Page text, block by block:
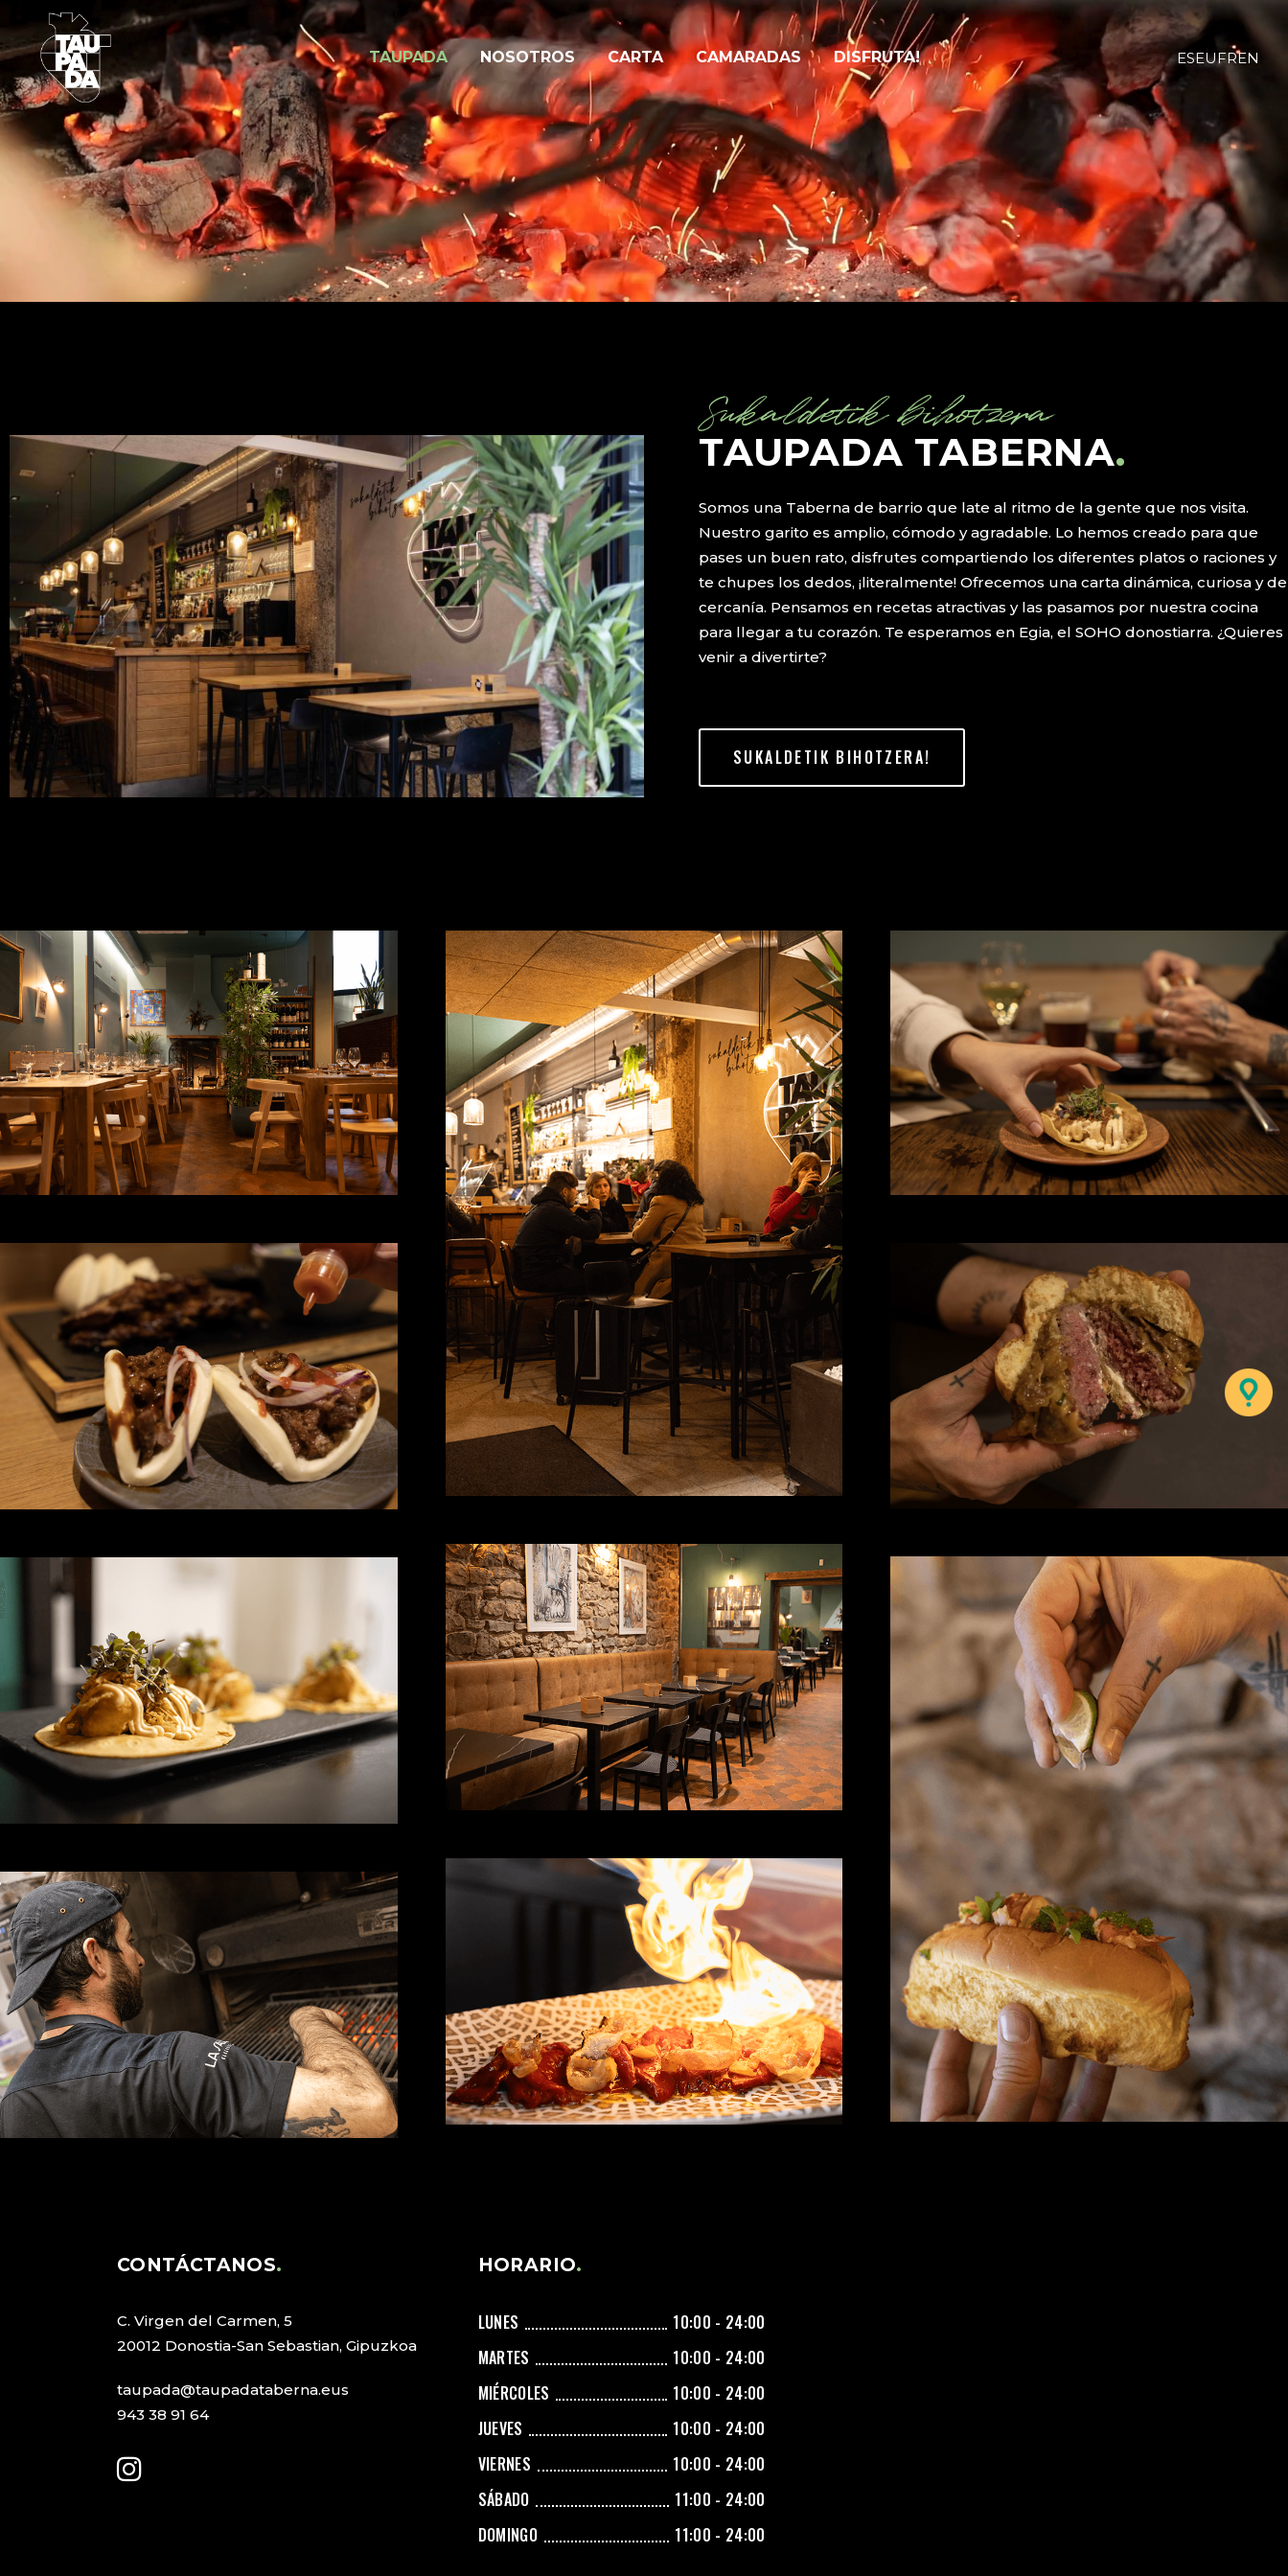
TAUPADA NOSOTROS CARTA CAMARADAS DISFRUTA! ESEUFREN
Sukaldetik bihotzera
TAUPADA TABERNA.
Somos una Taberna de barrio que late al ritmo de la gente que nos visita.
Nuestro garito es amplio, cómodo y agradable. Lo hemos creado para que
pases un buen rato, disfrutes compartiendo los diferentes platos o raciones y
te chupes los dedos, ¡literalmente! Ofrecemos una carta dinámica, curiosa y de
cercanía. Pensamos en recetas atractivas y las pasamos por nuestra cocina
para llegar a tu corazón. Te esperamos en Egia, el SOHO donostiarra. ¿Quieres
venir a divertirte?
SUKALDETIK BIHOTZERA!
CONTÁCTANOS
C. Virgen del Carmen, 5
20012 Donostia-San Sebastian, Gipuzkoa
taupada@taupadataberna.eus
943 38 91 64
HORARIO
LUNES
10:00 - 24:00
MARTES
10:00 - 24:00
MIÉRCOLES
10:00 - 24:00
JUEVES
10:00 - 24:00
VIERNES
10:00 - 24:00
SÁBADO
11:00 - 24:00
DOMINGO
11:00 - 24:00